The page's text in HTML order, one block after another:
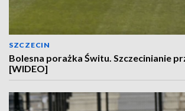
SZCZECIN
Bolesna porażka Świtu. Szczecinianie
[WIDEO]